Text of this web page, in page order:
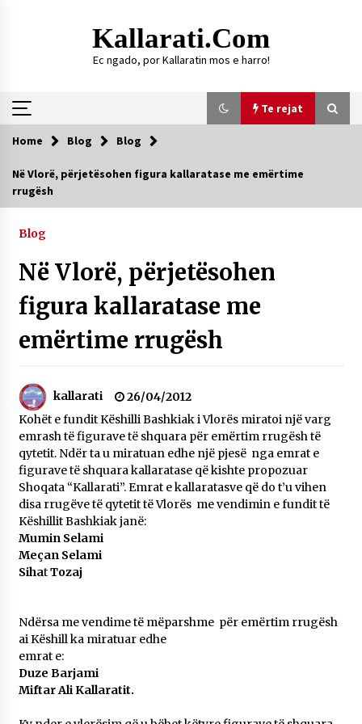
Kallarati.com
Ec ngado, por Kallaratin mos e harro!
Te rejat
Te rejat
DURRËS: ZGJEDHJE TË REJA TË DEGËS SË
16/07/2026
Gazeta Kallarati nr. 118
07/07/2026
SI U ARRIT TË REALIZOHEJ PERLA FOLKLORIKE
06/06/2026
ZHVILLUA EDICIONI I TRETË I PIKNIKU
PRANVEROR
26/05/2026
Gazeta Kallarati nr. 117
03/05/2026
Gazeta Kallarati nr. 116
28/01/2026
Mbi kockat e martirëve ngrihet Atdheu
17/10/2025
14/10/2025
Faksimilet e një 83 vjetori lufte: Çfarë shkruan
Vexhi Buharaja për Heroin e Popullit, Mumin
Selami.
Home Blog Blog
Në Vlorë, përjetësohen figura kallaratase me emërtime
rrugësh
Blog
Në Vlorë, përjetësohen
figura kallaratase me
emërtime rrugësh
kallarati
26/04/2012
Kohët e fundit Këshilli Bashkiak i Vlorës miratoi një varg
emrash të figurave të shquara për emërtim rrugësh të
qytetit. Ndër ta u miratuan edhe një pjesë nga emrat e
figurave të shquara kallaratase që kishte propozuar
Shoqata “Kallarati”. Emrat e kallaratasve që do t’u vihen
disa rrugëve të qytetit të Vlorës me vendimin e fundit të
Këshillit Bashkiak janë:
Mumin Selami
Meçan Selami
SihatTozaj
Ndërsa me vendime të mëparshme për emërtim rrugësh
ai Këshill ka miratuar edhe
emrat e:
Duze Barjami
Miftar Ali Kallaratit.